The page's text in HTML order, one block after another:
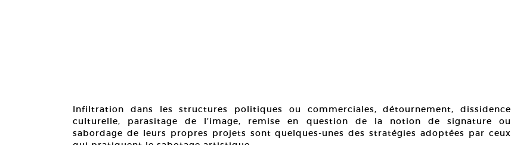
Infiltration dans les structures politiques ou commerciales, détournement, dissidence
culturelle, parasitage de l’image, remise en question de la notion de signature ou
sabordage de leurs propres projets sont quelques-unes des stratégies adoptées par ceux